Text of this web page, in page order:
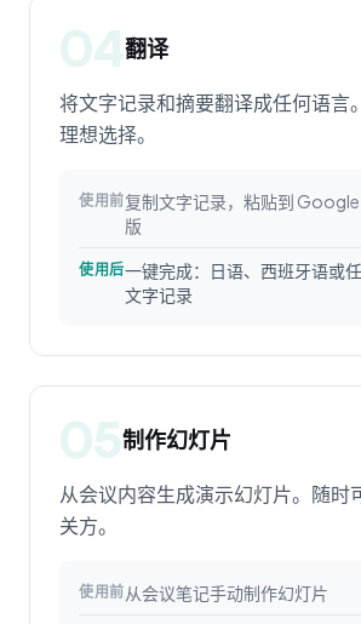
04翻译
将文字记录和摘要翻译成任何语言
理想选择。
使用前复制文字记录，粘贴到
版
使用后一键完成：日语、西班牙语或
文字记录
05制作幻灯片
从会议内容生成演示幻灯片。随时
关方。
使用前 从会议笔记手动制作幻灯片